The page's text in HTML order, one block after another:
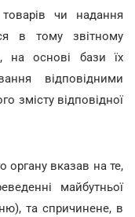
чи надання
в тому звітному
на основі бази їх
відповідними
змісту відповідної
органу вказав на те,
майбутньої
та спричинене, в